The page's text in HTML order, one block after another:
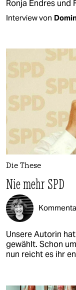
Ronja Endres und
Interview von
Die These
Nie mehr SPD
Unsere Autorin
gewählt. Schon
nun reicht es ihr